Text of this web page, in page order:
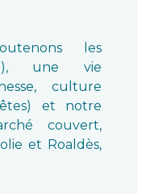
les
une vie
culture
et notre
couvert,
et Roaldès,